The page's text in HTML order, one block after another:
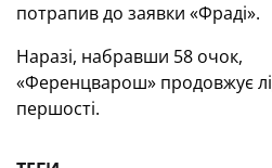
потрапив до заявки «Фраді».
Наразі, набравши 58 очок,
«Ференцварош» продовжує
першості.